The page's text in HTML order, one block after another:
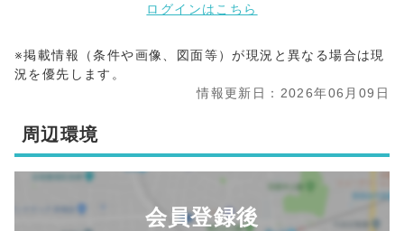
ログインはこちら
※掲載情報（条件や画像、図面等）が現況と異なる場合は現
況を優先します。
情報更新日：2026年06月09日
周辺環境
会員登録後